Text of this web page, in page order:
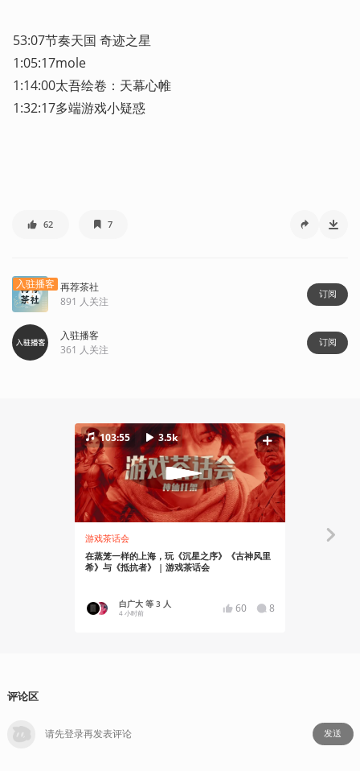
53:07节奏天国 奇迹之星
1:05:17mole
1:14:00太吾绘卷：天幕心帷
1:32:17多端游戏小疑惑
62 7
入驻播客 再荐茶社
891 人关注
订阅
入驻播客
361 人关注
订阅
103:55 3.5k
游戏茶话会
在蒸笼一样的上海，玩《沉星之序》《古神风里
希》与《抵抗者》 | 游戏茶话会
白广大 等 3 人
4 小时前 60 8
评论区
发送